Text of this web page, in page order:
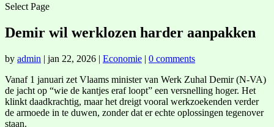
Select Page
Demir wil werklozen harder aanpakken
by admin | jan 22, 2026 | Economie | 0 comments
Vanaf 1 januari zet Vlaams minister van Werk Zuhal Demir (N-VA)
de jacht op “wie de kantjes eraf loopt” een versnelling hoger. Het
klinkt daadkrachtig, maar het dreigt vooral werkzoekenden verder
de armoede in te duwen, zonder dat er echte oplossingen tegenover
staan.